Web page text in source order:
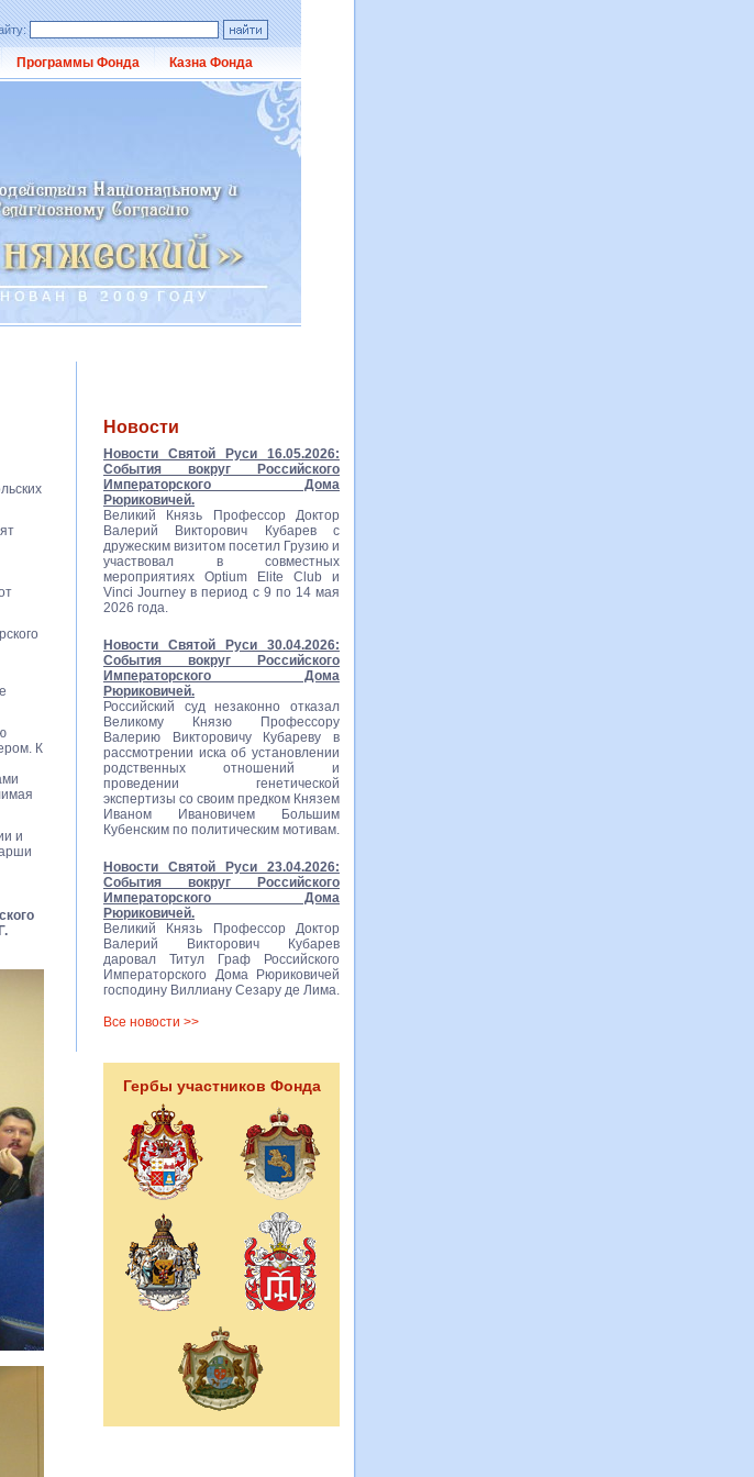
Программы Фонда Казна Фонда
Новости
К
и
Новости Святой Руси 16.05.2026:
События вокруг Российского
Императорского Дома
Рюриковичей.
Великий Князь Профессор Доктор
Валерий Викторович Кубарев с
дружеским визитом посетил Грузию и
участвовал в совместных
мероприятиях Optium Elite Club и
Vinci Journey в период с 9 по 14 мая
2026 года.
Новости Святой Руси 30.04.2026:
События вокруг Российского
Императорского Дома
Рюриковичей.
Российский суд незаконно отказал
Великому Князю Профессору
Валерию Викторовичу Кубареву в
рассмотрении иска об установлении
родственных отношений и
проведении генетической
экспертизы со своим предком Князем
Иваном Ивановичем Большим
Кубенским по политическим мотивам.
Новости Святой Руси 23.04.2026:
События вокруг Российского
Императорского Дома
Рюриковичей.
Великий Князь Профессор Доктор
Валерий Викторович Кубарев
даровал Титул Граф Российского
Императорского Дома Рюриковичей
господину Виллиану Сезару де Лима.
Все новости >>
Гербы участников Фонда